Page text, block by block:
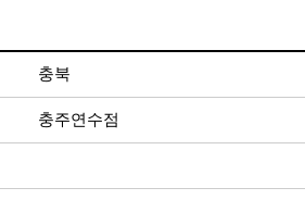
충북
충주연수점